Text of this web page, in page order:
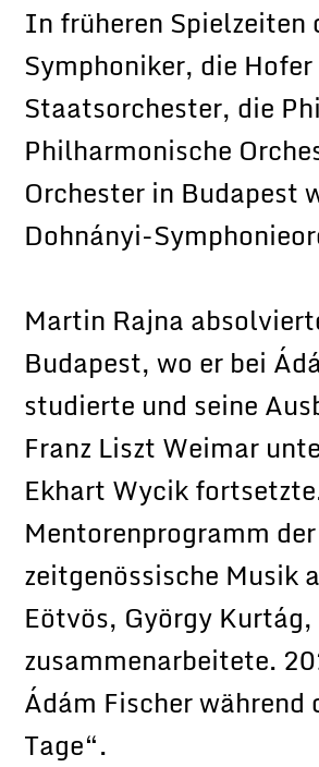
In früheren
Symphoniker, die
Staatsorchester, die
Philharmonische
Orchester in Budapest
Dohnányi-
Martin Rajna
Budapest, wo er bei
studierte und seine
Franz Liszt Weimar
Ekhart Wycik
Mentorenprogramm
zeitgenössische Musik
Eötvös, György
zusammenarbeitete.
Ádám Fischer
Tage“.